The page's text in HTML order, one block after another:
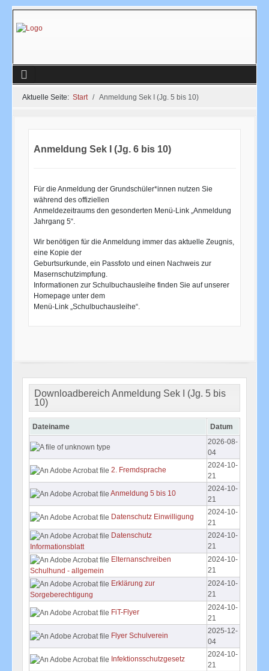
Aktuelle Seite: Start Anmeldung Sek I (Jg. 5 bis 10)
Anmeldung Sek I (Jg. 6 bis 10)
Für die Anmeldung der Grundschüler*innen nutzen Sie
während des offiziellen
Anmeldezeitraums den gesonderten Menü-Link „Anmeldung
Jahrgang 5“.
Wir benötigen für die Anmeldung immer das aktuelle Zeugnis,
eine Kopie der
Geburtsurkunde, ein Passfoto und einen Nachweis zur
Masernschutzimpfung.
Informationen zur Schulbuchausleihe finden Sie auf unserer
Homepage unter dem
Menü-Link „Schulbuchausleihe“.
Downloadbereich Anmeldung Sek I (Jg. 5 bis
10)
Dateiname
Datum
2026-08-
04
2. Fremdsprache
2024-10-
21
Anmeldung 5 bis 10
2024-10-
21
Datenschutz Einwilligung
2024-10-
21
Datenschutz
Informationsblatt
2024-10-
21
Elternanschreiben
Schulhund - allgemein
2024-10-
21
Erklärung zur
Sorgeberechtigung
2024-10-
21
FiT-Flyer
2024-10-
21
Flyer Schulverein
2025-12-
04
Infektionsschutzgesetz
2024-10-
21